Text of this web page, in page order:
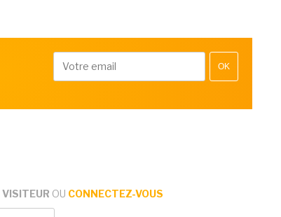
OK
VISITEUR OU CONNECTEZ-VOUS